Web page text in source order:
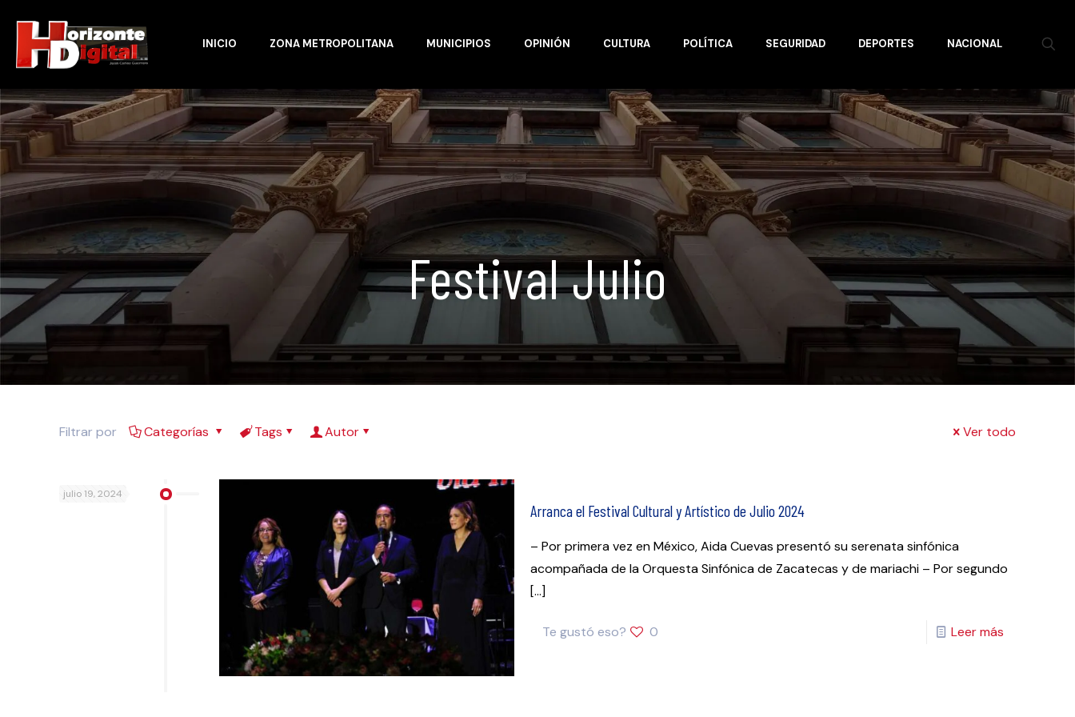
INICIO ZONA METROPOLITANA MUNICIPIOS OPINIÓN CULTURA POLÍTICA SEGURIDAD DEPORTES NACIONAL
Festival Julio
Filtrar por Categorías Tags Autor Ver todo
julio 19, 2024
Arranca el Festival Cultural y Artístico de Julio 2024
– Por primera vez en México, Aida Cuevas presentó su serenata sinfónica
acompañada de la Orquesta Sinfónica de Zacatecas y de mariachi – Por segundo
[…]
Te gustó eso? 0 Leer más